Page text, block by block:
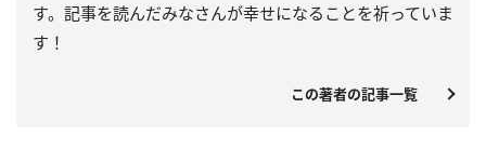
す。記事を読んだみなさんが幸せになることを祈っていま
す！
この著者の記事一覧